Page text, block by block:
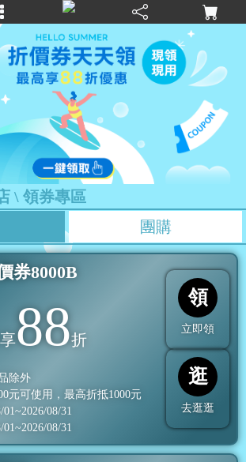
\ 領券專區
團購
券8000B
88折
除外
元可使用，最高折抵1000元
08/31
08/31
領
立即領
逛
去逛逛